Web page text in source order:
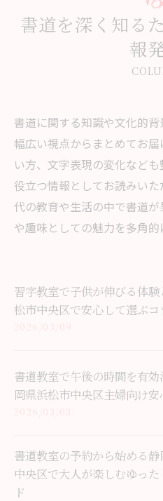
書道を深く知る
報
書道に関する知識や文化的
幅広い視点からまとめてお
い方、文字表現の変化など
役立つ情報としてお読みい
代の教育や生活の中で書道
や趣味としての魅力を多角的
習字教室で子供が伸びる体
松市中央区で安心して選ぶコ
2026/03/09
書道教室で午後の時間を有
岡県浜松市中央区主婦向け安
2026/03/03
書道教室の予約から始める
中央区で大人が楽しむゆった
ド